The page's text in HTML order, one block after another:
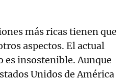
más ricas tienen que
aspectos. El actual
es insostenible. Aunque
Unidos de América